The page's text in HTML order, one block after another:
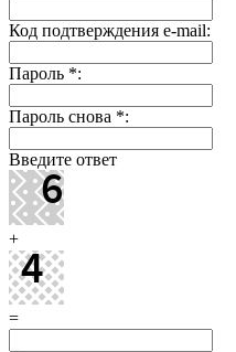
Код подтверждения e-mail:
Пароль *:
Пароль снова *:
Введите ответ
+
=